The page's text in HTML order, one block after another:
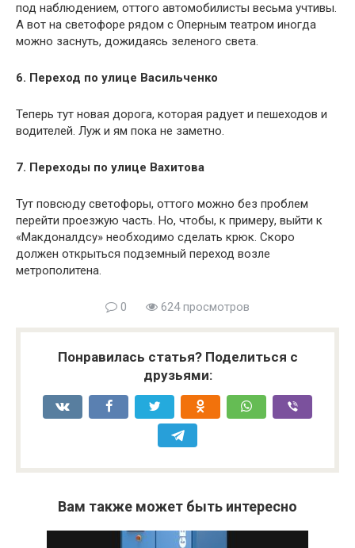
под наблюдением, оттого автомобилисты весьма учтивы.
А вот на светофоре рядом с Оперным театром иногда
можно заснуть, дожидаясь зеленого света.
6. Переход по улице Васильченко
Теперь тут новая дорога, которая радует и пешеходов и
водителей. Луж и ям пока не заметно.
7. Переходы по улице Вахитова
Тут повсюду светофоры, оттого можно без проблем
перейти проезжую часть. Но, чтобы, к примеру, выйти к
«Макдоналдсу» необходимо сделать крюк. Скоро
должен открыться подземный переход возле
метрополитена.
0 624 просмотров
Понравилась статья? Поделиться с
друзьями:
Вам также может быть интересно